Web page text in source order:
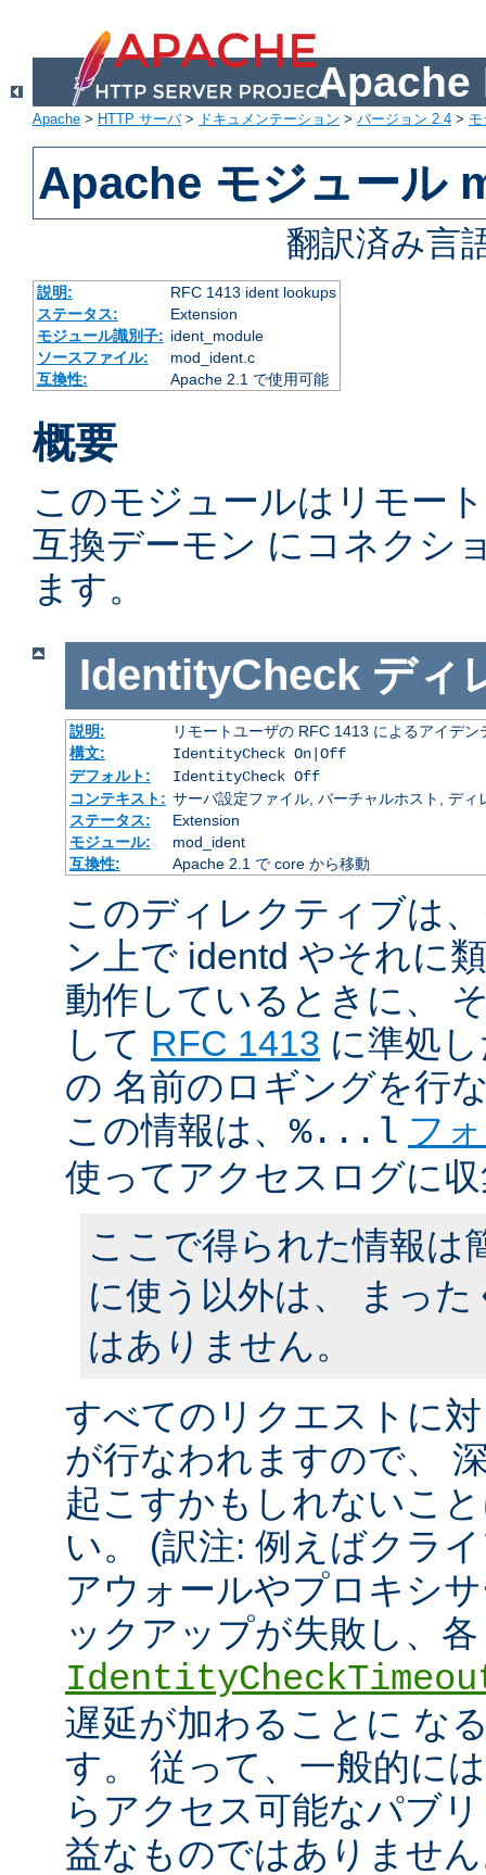
Apache
Apache > HTTP サーバ> ドキュメンテーション > バージョン 2.4 >
Apache モジュール
翻訳済み言
説明:
RFC 1413 ident lookups
ステータス:
Extension
モジュール識別子: ident_module
ソースファイル:
mod_ident.c
互換性:
Apache 2.1 で使用可能
概要
このモジュールはリモー
互換デーモン にコネクシ
ます。
IdentityCheck ディ
説明:
リモートユーザの RFC 1413 によるアイデ
構文:
IdentityCheck On|Off
デフォルト:
IdentityCheck Off
コンテキスト: サーバ設定ファイル, バーチャルホスト, ディ
ステータス:
Extension
モジュール:
mod_ident
互換性:
Apache 2.1 で core から移動
このディレクティブは
ン上で identd やそれに
動作しているときに、
して RFC 1413 に準処
の 名前のロギングを行
この情報は、 %...l フ
使ってアクセスログに
ここで得られた情報は
に使う以外は、 まっ
はありません。
すべてのリクエストに
が行なわれますので、
起こすかもしれないこ
い。 (訳注: 例えばクラ
アウォールやプロキシ
ックアップが失敗し、
遅延が加わることに な
す。 従って、一般的に
らアクセス可能なパブ
益なものではありませ